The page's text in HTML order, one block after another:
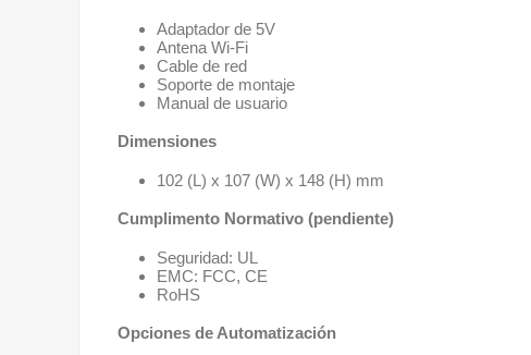
Adaptador de 5V
Antena Wi-Fi
Cable de red
Soporte de montaje
Manual de usuario
Dimensiones
102 (L) x 107 (W) x 148 (H) mm
Cumplimento Normativo (pendiente)
Seguridad: UL
EMC: FCC, CE
RoHS
Opciones de Automatización